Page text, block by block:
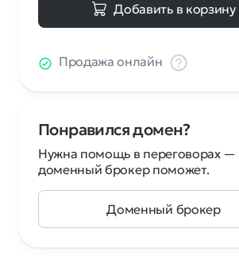
Добавить в корзину
Продажа онлайн
Понравился домен?
Нужна помощь в переговорах —
доменный брокер поможет.
Доменный брокер